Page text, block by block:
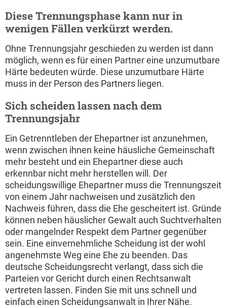
Diese Trennungsphase kann nur in
wenigen Fällen verkürzt werden.
Ohne Trennungsjahr geschieden zu werden ist dann
möglich, wenn es für einen Partner eine unzumutbare
Härte bedeuten würde. Diese unzumutbare Härte
muss in der Person des Partners liegen.
Sich scheiden lassen nach dem
Trennungsjahr
Ein Getrenntleben der Ehepartner ist anzunehmen,
wenn zwischen ihnen keine häusliche Gemeinschaft
mehr besteht und ein Ehepartner diese auch
erkennbar nicht mehr herstellen will. Der
scheidungswillige Ehepartner muss die Trennungszeit
von einem Jahr nachweisen und zusätzlich den
Nachweis führen, dass die Ehe gescheitert ist. Gründe
können neben häuslicher Gewalt auch Suchtverhalten
oder mangelnder Respekt dem Partner gegenüber
sein. Eine einvernehmliche Scheidung ist der wohl
angenehmste Weg eine Ehe zu beenden. Das
deutsche Scheidungsrecht verlangt, dass sich die
Parteien vor Gericht durch einen Rechtsanwalt
vertreten lassen. Finden Sie mit uns schnell und
einfach einen Scheidungsanwalt in Ihrer Nähe.